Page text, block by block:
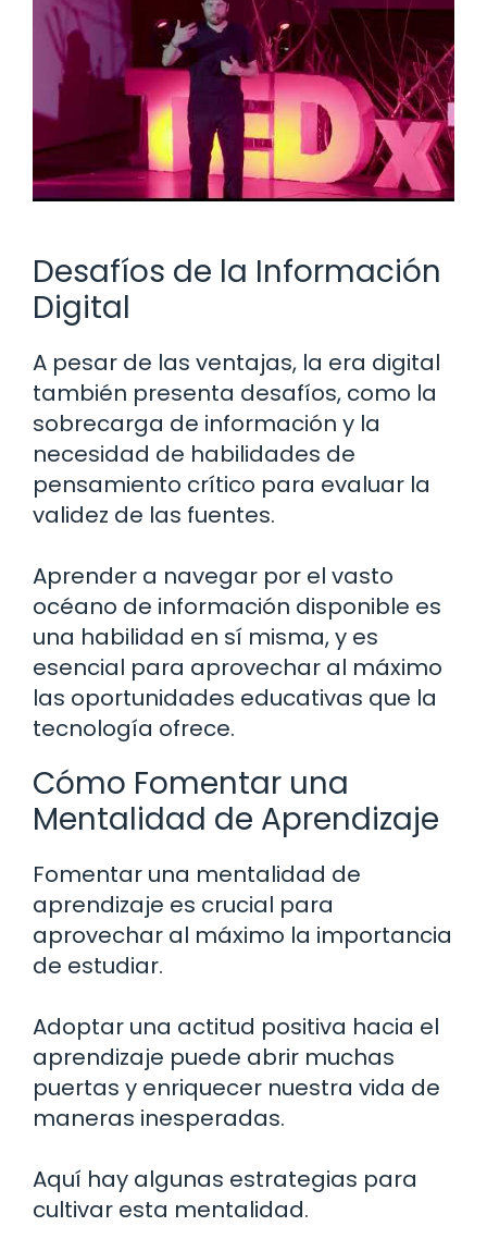
Desafíos de la Información
Digital
A pesar de las ventajas, la era digital
también presenta desafíos, como la
sobrecarga de información y la
necesidad de habilidades de
pensamiento crítico para evaluar la
validez de las fuentes.
Aprender a navegar por el vasto
océano de información disponible es
una habilidad en sí misma, y es
esencial para aprovechar al máximo
las oportunidades educativas que la
tecnología ofrece.
Cómo Fomentar una
Mentalidad de Aprendizaje
Fomentar una mentalidad de
aprendizaje es crucial para
aprovechar al máximo la importancia
de estudiar.
Adoptar una actitud positiva hacia el
aprendizaje puede abrir muchas
puertas y enriquecer nuestra vida de
maneras inesperadas.
Aquí hay algunas estrategias para
cultivar esta mentalidad.